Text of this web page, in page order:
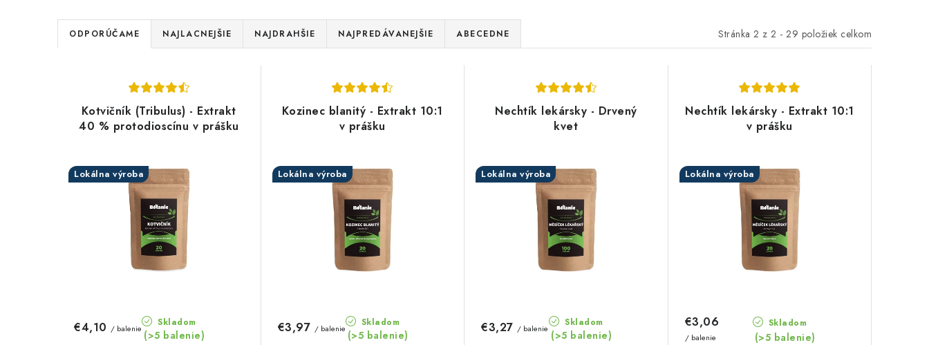
Stránka 2 z 2 - 29 položiek celkom
R
a
e
ODPORÚČAME NAJLACNEJŠIE NAJDRAHŠIE NAJPREDÁVANEJŠIE ABECEDNE
Kotvičník (Tribulus) - Extrakt
40 % protodioscínu v prášku
Lokálna výroba
Skladom
(>5 balenie)
€4,10 / balenie
Kozinec blanitý - Extrakt 10:1
v prášku
Lokálna výroba
Skladom
(>5 balenie)
€3,97 / balenie
Nechtík lekársky - Drvený
kvet
Lokálna výroba
Skladom
(>5 balenie)
€3,27 / balenie
Nechtík lekársky - Extrakt 10:1
v prášku
Lokálna výroba
Skladom
(>5 balenie)
€3,06
/ balenie